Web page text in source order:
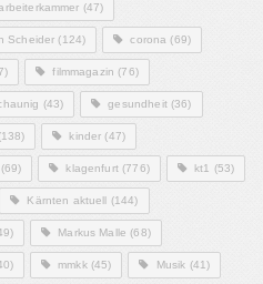
(47)
Scheider (124) corona (69)
filmmagazin (76)
(43) gesundheit(36)
kinder (47)
(69) klagenfurt(776) kt1 (53)
Kärnten aktuell (144)
Markus Malle (68)
mmkk(45) Musik (41)